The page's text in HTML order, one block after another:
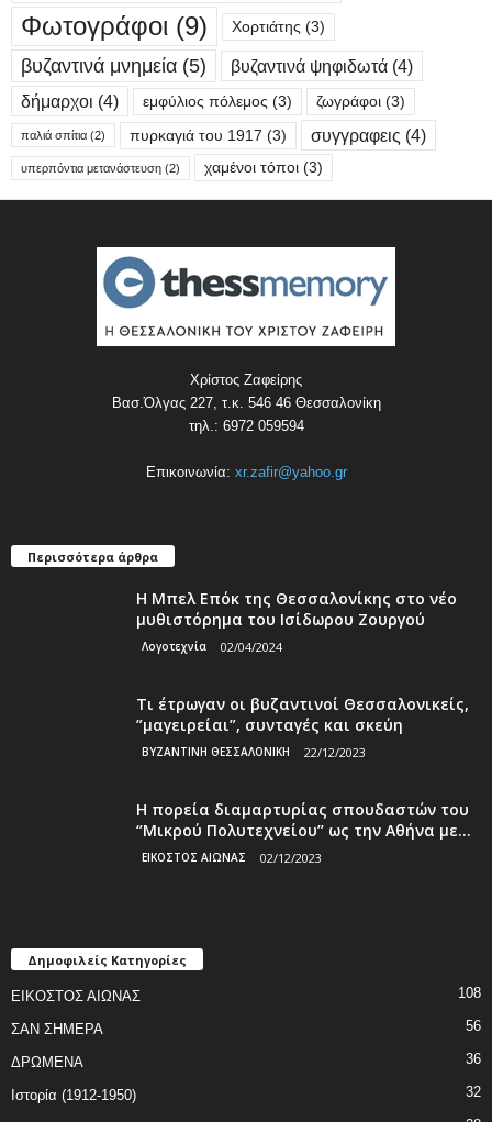
Φωτογράφοι (9) Χορτιάτης (3)
βυζαντινά μνημεία (5) βυζαντινά ψηφιδωτά (4)
δήμαρχοι (4) εμφύλιος πόλεμος (3) ζωγράφοι (3)
παλιά σπίτια (2) πυρκαγιά του 1917 (3) συγγραφεις (4)
υπερπόντια μετανάστευση (2) χαμένοι τόποι (3)
Χρίστος Ζαφείρης
Βασ.Όλγας 227, τ.κ. 546 46 Θεσσαλονίκη
τηλ.: 6972 059594
Επικοινωνία: xr.zafir@yahoo.gr
Περισσότερα άρθρα
Η Μπελ Επόκ της Θεσσαλονίκης στο νέο
μυθιστόρημα του Ισίδωρου Ζουργού
Λογοτεχνία 02/04/2024
Τι έτρωγαν οι βυζαντινοί Θεσσαλονικείς,
”μαγειρείαι”, συνταγές και σκεύη
ΒΥΖΑΝΤΙΝΗ ΘΕΣΣΑΛΟΝΙΚΗ 22/12/2023
Η πορεία διαμαρτυρίας σπουδαστών του
‘’Μικρού Πολυτεχνείου’’ ως την Αθήνα με...
ΕΙΚΟΣΤΟΣ ΑΙΩΝΑΣ 02/12/2023
Δημοφιλείς Κατηγορίες
ΕΙΚΟΣΤΟΣ ΑΙΩΝΑΣ 108
ΣΑΝ ΣΗΜΕΡΑ 56
ΔΡΩΜΕΝΑ 36
Ιστορία (1912-1950) 32